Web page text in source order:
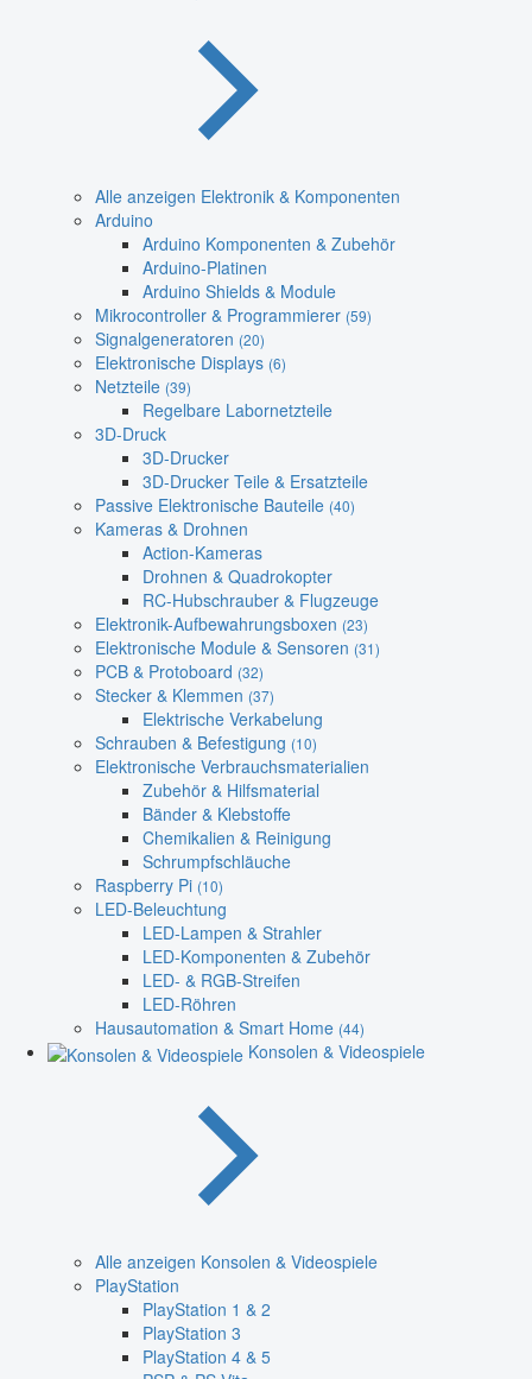
Alle anzeigen Elektronik & Komponenten
Arduino
Arduino Komponenten & Zubehör
Arduino-Platinen
Arduino Shields & Module
Mikrocontroller & Programmierer (59)
Signalgeneratoren (20)
Elektronische Displays (6)
Netzteile (39)
Regelbare Labornetzteile
3D-Druck
3D-Drucker
3D-Drucker Teile & Ersatzteile
Passive Elektronische Bauteile (40)
Kameras & Drohnen
Action-Kameras
Drohnen & Quadrokopter
RC-Hubschrauber & Flugzeuge
Elektronik-Aufbewahrungsboxen (23)
Elektronische Module & Sensoren (31)
PCB & Protoboard (32)
Stecker & Klemmen (37)
Elektrische Verkabelung
Schrauben & Befestigung (10)
Elektronische Verbrauchsmaterialien
Zubehör & Hilfsmaterial
Bänder & Klebstoffe
Chemikalien & Reinigung
Schrumpfschläuche
Raspberry Pi (10)
LED-Beleuchtung
LED-Lampen & Strahler
LED-Komponenten & Zubehör
LED- & RGB-Streifen
LED-Röhren
Hausautomation & Smart Home (44)
Konsolen & Videospiele
Alle anzeigen Konsolen & Videospiele
PlayStation
PlayStation 1 & 2
PlayStation 3
PlayStation 4 & 5